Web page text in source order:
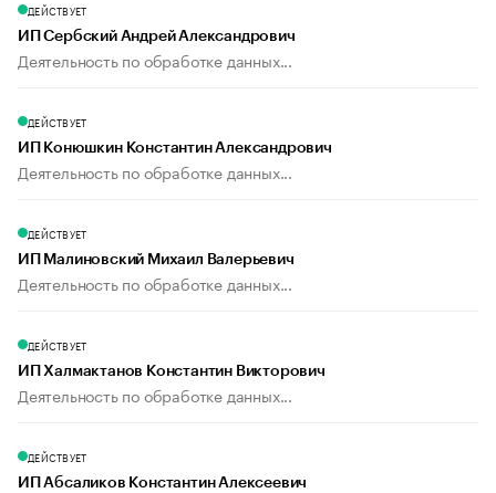
ДЕЙСТВУЕТ
ИП Сербский Андрей Александрович
Деятельность по обработке данных...
ДЕЙСТВУЕТ
ИП Конюшкин Константин Александрович
Деятельность по обработке данных...
ДЕЙСТВУЕТ
ИП Малиновский Михаил Валерьевич
Деятельность по обработке данных...
ДЕЙСТВУЕТ
ИП Халмактанов Константин Викторович
Деятельность по обработке данных...
ДЕЙСТВУЕТ
ИП Абсаликов Константин Алексеевич